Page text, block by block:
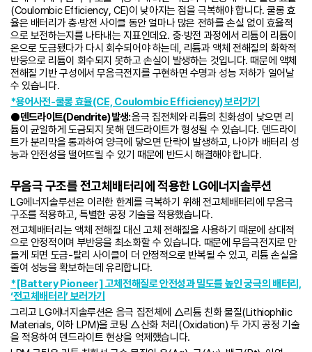
(Coulombic Efficiency, CE)이 낮아지는 점을 극복해야 합니다. 쿨롱 효
율은 배터리가 충·방전 사이클 동안 얼마나 많은 전하를 손실 없이 효율적
으로 보전하는지를 나타내는 지표인데요. 충·방전 과정에서 리튬이 리튬이
온으로 도금됐다가 다시 회수되어야 하는데, 리튬과 액체 전해질의 화학적
반응으로 리튬이 회수되지 못하고 손실이 발생하는 것입니다. 때문에 액체
전해질 기반 구성에서 무음극전지를 구현하면 수명과 성능 저하가 일어날
수 있습니다.
*용어사전-쿨롱 효율(CE, Coulombic Efficiency) 보러가기
● 덴드라이트(Dendrite) 발생:음극 집전체와 리튬의 친화성이 낮으면 리
튬이 균일하게 도금되지 못해 덴드라이트가 형성될 수 있습니다. 덴드라이
트가 분리막을 통과하여 양극에 닿으면 단락이 발생하고, 나아가 배터리 성
능과 안전성을 떨어뜨릴 수 있기 때문에 반드시 해결해야 합니다.
무음극 구조를 전고체배터리에 적용한 LG에너지솔루션
LG에너지솔루션은 이러한 한계를 극복하기 위해 전고체배터리에 무음극
구조를 적용하고, 특별한 공정 기술을 적용했습니다.
전고체배터리는 액체 전해질 대신 고체 전해질을 사용하기 때문에 상대적
으로 안정적이며 부반응을 최소화할 수 있습니다. 때문에 무음극전지로 만
들게 되면 도금-탈리 사이클이 더 안정적으로 반복될 수 있고, 리튬 손실을
줄여 성능을 확보하는데 유리합니다.
*[Battery Pioneer] 고체전해질로 안전성과 밀도를 높인 궁극의 배터리,
‘전고체배터리’ 보러가기
그리고 LG에너지솔루션은 음극 집전체에 △리튬 친화 물질(Lithiophilic
Materials, 이하 LPM)을 코팅 △산화 처리(Oxidation) 두 가지 공정 기술
을 적용하여 덴드라이트 현상을 억제했습니다.